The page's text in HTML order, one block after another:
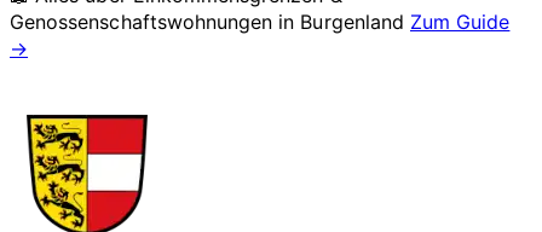
Genossenschaftswohnungen in Burgenland Zum Guide
→